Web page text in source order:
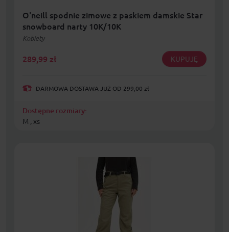
O'neill spodnie zimowe z paskiem damskie Star
snowboard narty 10K/10K
Kobiety
289,99 zł KUPUJĘ
DARMOWA DOSTAWA JUŻ OD 299,00 zł
Dostępne rozmiary:
M , xs